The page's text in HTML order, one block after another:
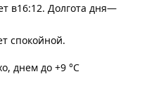
в16:12. Долгота дня—
спокойной.